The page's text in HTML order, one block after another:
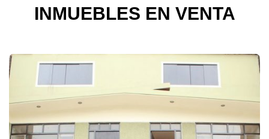
INMUEBLES EN VENTA